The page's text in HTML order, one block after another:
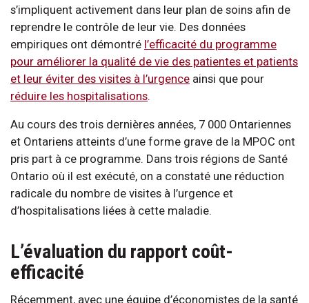
s’impliquent activement dans leur plan de soins afin de
reprendre le contrôle de leur vie. Des données
empiriques ont démontré l’efficacité du programme
pour améliorer la qualité de vie des patientes et patients
et leur éviter des visites à l’urgence ainsi que pour
réduire les hospitalisations.
Au cours des trois dernières années, 7 000 Ontariennes
et Ontariens atteints d’une forme grave de la MPOC ont
pris part à ce programme. Dans trois régions de Santé
Ontario où il est exécuté, on a constaté une réduction
radicale du nombre de visites à l’urgence et
d’hospitalisations liées à cette maladie.
L’évaluation du rapport coût-
efficacité
Récemment, avec une équipe d’économistes de la santé